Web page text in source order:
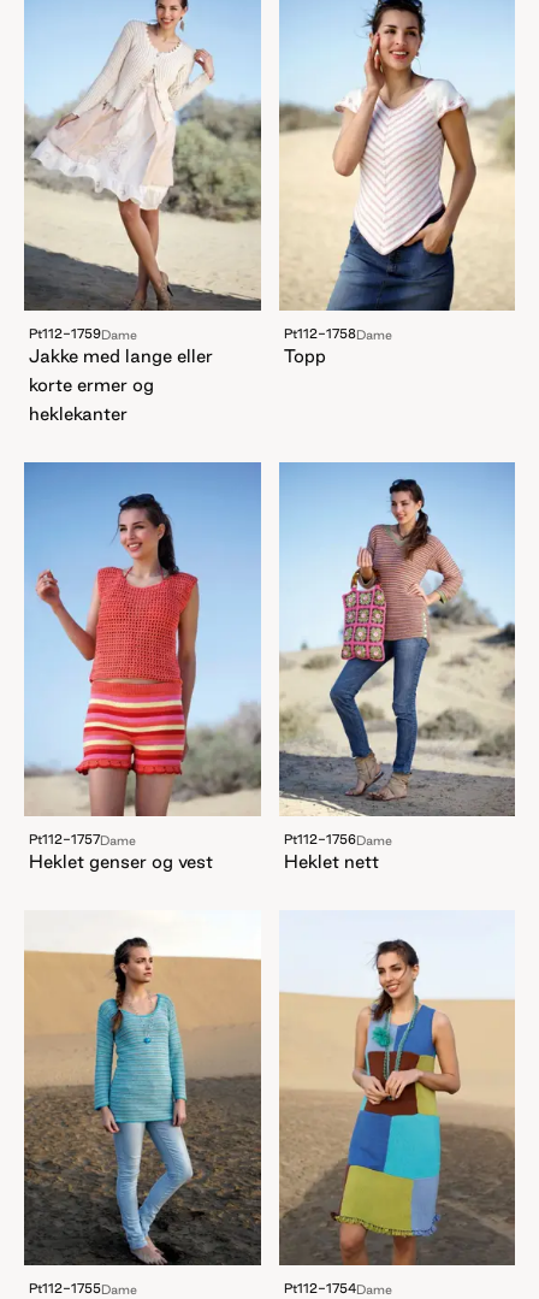
Pt112-1759Dame
Jakke med lange eller
korte ermer og
heklekanter
Pt112-1758Dame
Topp
Pt112-1757Dame
Heklet genser og vest
Pt112-1756Dame
Heklet nett
Pt112-1755Dame Pt112-1754Dame